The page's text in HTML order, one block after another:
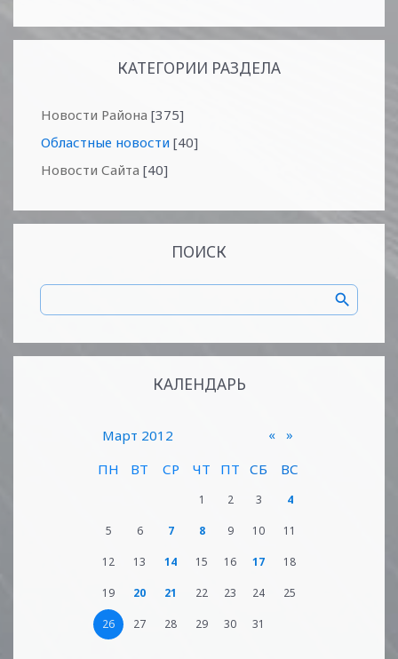
КАТЕГОРИИ РАЗДЕЛА
Новости Района [375]
Областные новости [40]
Новости Сайта [40]
ПОИСК
КАЛЕНДАРЬ
«
Март 2012
»
ПН
ВТ СР ЧТ ПТ СБ ВС
1 2 3 4
5 6 7 8 9 10 11
12 13 14 15 16 17 18
19 20 21 22 23 24 25
26 27 28 29 30 31